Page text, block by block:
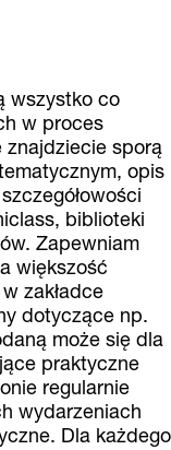
wszystko co
w proces
sporą
opis
biblioteki
Zapewniam
większość
zakładce
dotyczące np.
może się dla
praktyczne
regularnie
wydarzeniach
Dla każdego